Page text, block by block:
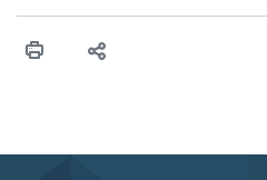
műszaki és hatósági feltételek.